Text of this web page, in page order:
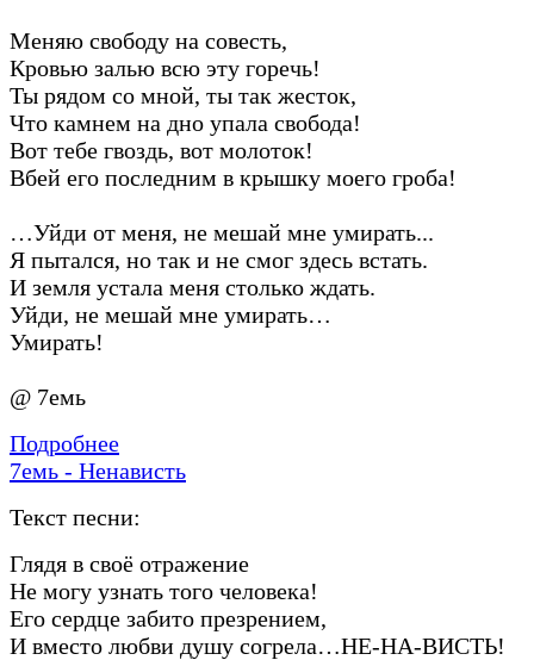
Меняю свободу на совесть,
Кровью залью всю эту горечь!
Ты рядом со мной, ты так жесток,
Что камнем на дно упала свобода!
Вот тебе гвоздь, вот молоток!
Вбей его последним в крышку моего гроба!
…Уйди от меня, не мешай мне умирать...
Я пытался, но так и не смог здесь встать.
И земля устала меня столько ждать.
Уйди, не мешай мне умирать…
Умирать!
@ 7емь
Подробнее
7емь - Ненависть
Текст песни:
Глядя в своё отражение
Не могу узнать того человека!
Его сердце забито презрением,
И вместо любви душу согрела…НЕ-НА-ВИСТЬ!